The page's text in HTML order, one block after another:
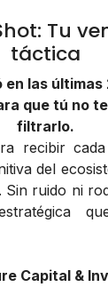
Tu
táctica
en las últimas
que tú no
filtrarlo.
recibir
del
Sin ruido ni
Capital &